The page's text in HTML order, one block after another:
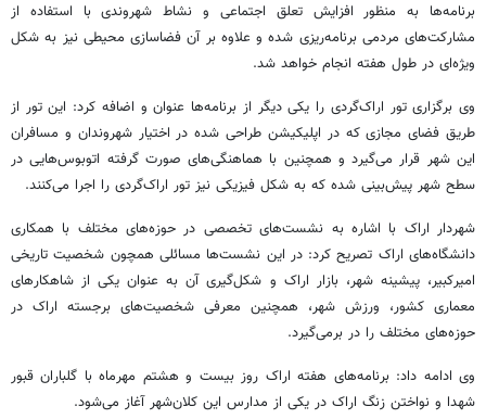
برنامه‌ها به منظور افزایش تعلق اجتماعی و نشاط شهروندی با استفاده از
مشارکت‌های مردمی برنامه‌ریزی شده و علاوه بر آن فضاسازی محیطی نیز به شکل
ویژه‌ای در طول هفته انجام خواهد شد.
وی برگزاری تور اراک‌گردی را یکی دیگر از برنامه‌ها عنوان و اضافه کرد: این تور از
طریق فضای مجازی که در اپلیکیشن طراحی شده در اختیار شهروندان و مسافران
این شهر قرار می‌گیرد و همچنین با هماهنگی‌های صورت گرفته اتوبوس‌هایی در
سطح شهر پیش‌بینی شده که به شکل فیزیکی نیز تور اراک‌گردی را اجرا می‌کنند.
شهردار اراک با اشاره به نشست‌های تخصصی در حوزه‌های مختلف با همکاری
دانشگاه‌های اراک تصریح کرد: در این نشست‌ها مسائلی همچون شخصیت تاریخی
امیرکبیر، پیشینه شهر، بازار اراک و شکل‌گیری آن به عنوان یکی از شاهکارهای
معماری کشور، ورزش شهر، همچنین معرفی شخصیت‌های برجسته اراک در
حوزه‌های مختلف را در برمی‌گیرد.
وی ادامه داد: برنامه‌های هفته اراک روز بیست و هشتم مهرماه با گلباران قبور
شهدا و نواختن زنگ اراک در یکی از مدارس این کلان‌شهر آغاز می‌شود.